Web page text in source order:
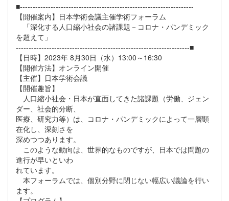
■--------------------------------------------------------------------
【開催案内】日本学術会議主催学術フォーラム
「深化する人口縮小社会の諸課題－コロナ・パンデミック
を超えて」
--------------------------------------------------------------------■
【日時】2023年 8月30日（水）13:00～16:30
【開催方法】オンライン開催
【主催】日本学術会議
【開催趣旨】
人口縮小社会・日本が直面してきた諸課題（労働、ジェン
ダー、社会的分断、
医療、研究力等）は、コロナ・パンデミックによって一層顕
在化し、深刻さを
深めつつあります。
このような動向は、世界的なものですが、日本では問題の
進行が早いといわ
れています。
本フォーラムでは、個別分野に閉じない幅広い議論を行い
ます。